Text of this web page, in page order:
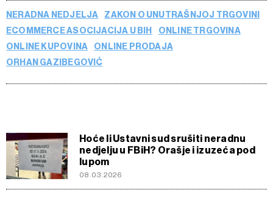
NERADNA NEDJELJA
ZAKON O UNUTRAŠNJOJ TRGOVINI
ECOMMERCE ASOCIJACIJA U BIH
ONLINE TRGOVINA
ONLINE KUPOVINA
ONLINE PRODAJA
ORHAN GAZIBEGOVIĆ
Hoće li Ustavni sud srušiti neradnu
nedjelju u FBiH? Orašje i izuzeća pod
lupom
08.03.2026